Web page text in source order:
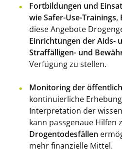
Fortbildungen und
wie Safer-Use-Trainings,
diese Angebote
Einrichtungen der Aids-
Straffälligen- und
Verfügung zu stellen.
Monitoring der
kontinuierliche
Interpretation der
kann passgenaue Hilfen
Drogentodesfällen
mehr finanzielle Mittel.